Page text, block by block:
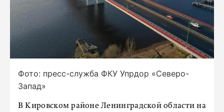
Фото: пресс-служба ФКУ Упрдор «Северо-
Запад»
В Кировском районе Ленинградской области на